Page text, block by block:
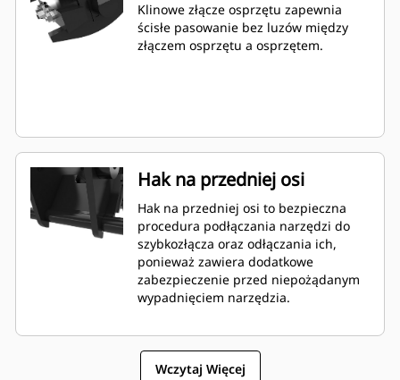
Klinowe złącze osprzętu zapewnia
ścisłe pasowanie bez luzów między
złączem osprzętu a osprzętem.
Hak na przedniej osi
Hak na przedniej osi to bezpieczna
procedura podłączania narzędzi do
szybkozłącza oraz odłączania ich,
ponieważ zawiera dodatkowe
zabezpieczenie przed niepożądanym
wypadnięciem narzędzia.
Wczytaj Więcej